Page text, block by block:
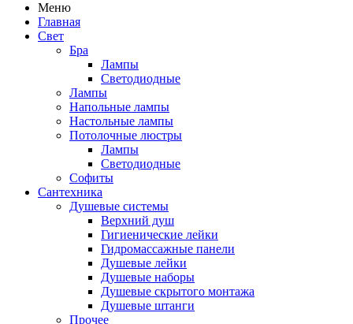
Меню
Главная
Свет
Бра
Лампы
Светодиодные
Лампы
Напольные лампы
Настольные лампы
Потолочные люстры
Лампы
Светодиодные
Софиты
Сантехника
Душевые системы
Верхний душ
Гигиенические лейки
Гидромассажные панели
Душевые лейки
Душевые наборы
Душевые скрытого монтажа
Душевые штанги
Прочее